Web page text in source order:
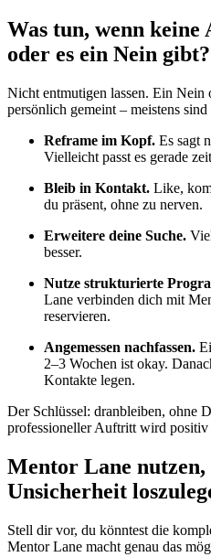
Was tun, wenn
oder es ein Nein gibt?
Nicht entmutigen lassen. Ein Nein
persönlich gemeint – meistens
Reframe im Kopf. Es sagt
Vielleicht passt es gerade
Bleib in Kontakt. Like,
du präsent, ohne zu nerven.
Erweitere deine Suche.
besser.
Nutze strukturierte
Lane verbinden dich mit
reservieren.
Angemessen nachfassen.
2–3 Wochen ist okay.
Kontakte legen.
Der Schlüssel: dranbleiben, ohne
professioneller Auftritt wird positiv
Mentor Lane nutzen,
Unsicherheit
Stell dir vor, du könntest die
Mentor Lane macht genau das